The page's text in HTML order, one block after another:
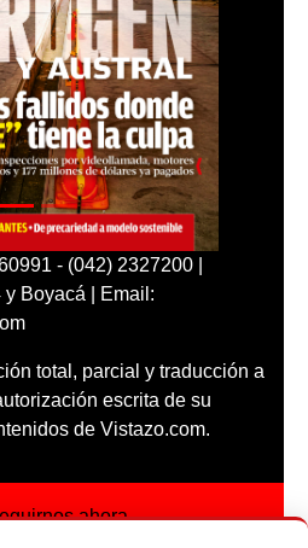
- (042) 2327200 |
Boyacá | Email:
total, parcial y traducción a
escrita de su
de Vistazo.com.
ahora